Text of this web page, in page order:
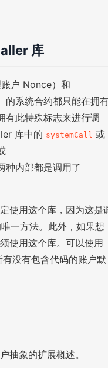
库
账户 Nonce）和
的系统合约都只能在拥
有此特殊标志来进行调
库中的 systemCall 或
种内部都是调用了
使用这个库，因为这是
一方法。此外，如果想
使用这个库。可以使用
没有包含代码的账户默
抽象的扩展概述。